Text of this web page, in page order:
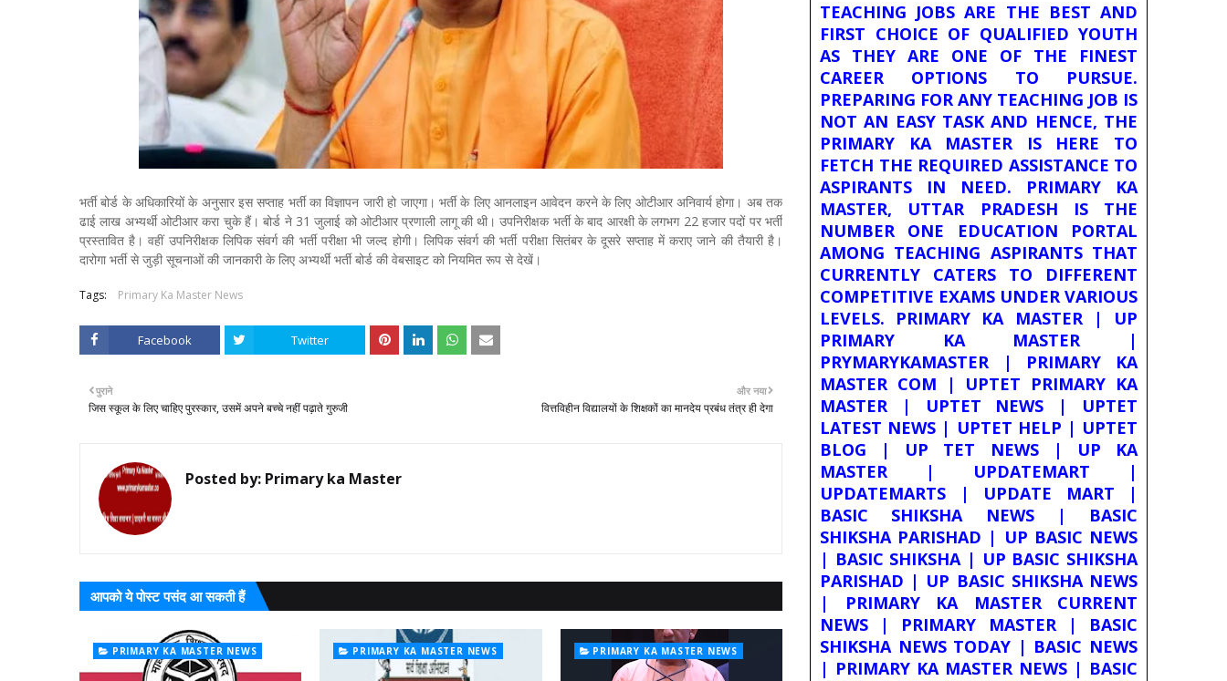
भर्ती बोर्ड के अधिकारियों के अनुसार इस सप्ताह भर्ती का विज्ञापन जारी हो जाएगा। भर्ती के लिए आनलाइन आवेदन करने के लिए ओटीआर अनिवार्य होगा। अब तक
ढाई लाख अभ्यर्थी ओटीआर करा चुके हैं। बोर्ड ने 31 जुलाई को ओटीआर प्रणाली लागू की थी। उपनिरीक्षक भर्ती के बाद आरक्षी के लगभग 22 हजार पदों पर भर्ती
प्रस्तावित है। वहीं उपनिरीक्षक लिपिक संवर्ग की भर्ती परीक्षा भी जल्द होगी। लिपिक संवर्ग की भर्ती परीक्षा सितंबर के दूसरे सप्ताह में कराए जाने की तैयारी है।
दारोगा भर्ती से जुड़ी सूचनाओं की जानकारी के लिए अभ्यर्थी भर्ती बोर्ड की वेबसाइट को नियमित रूप से देखें।
Tags: Primary Ka Master News
Facebook Twitter
और नया
वित्तविहीन विद्यालयों के शिक्षकों का मानदेय प्रबंध तंत्र ही देगा
पुराने
जिस स्कूल के लिए चाहिए पुरस्कार, उसमें अपने बच्चे नहीं पढ़ाते गुरुजी
Posted by: Primary ka Master
आपको ये पोस्ट पसंद आ सकती हैं
PRIMARY KA MASTER NEWS PRIMARY KA MASTER NEWS PRIMARY KA MASTER NEWS
TEACHING JOBS ARE THE BEST AND
FIRST CHOICE OF QUALIFIED YOUTH
AS THEY ARE ONE OF THE FINEST
CAREER OPTIONS TO PURSUE.
PREPARING FOR ANY TEACHING JOB IS
NOT AN EASY TASK AND HENCE, THE
PRIMARY KA MASTER IS HERE TO
FETCH THE REQUIRED ASSISTANCE TO
ASPIRANTS IN NEED. PRIMARY KA
MASTER, UTTAR PRADESH IS THE
NUMBER ONE EDUCATION PORTAL
AMONG TEACHING ASPIRANTS THAT
CURRENTLY CATERS TO DIFFERENT
COMPETITIVE EXAMS UNDER VARIOUS
LEVELS. PRIMARY KA MASTER | UP
PRIMARY KA MASTER |
PRYMARYKAMASTER | PRIMARY KA
MASTER COM | UPTET PRIMARY KA
MASTER | UPTET NEWS | UPTET
LATEST NEWS | UPTET HELP | UPTET
BLOG | UP TET NEWS | UP KA
MASTER | UPDATEMART |
UPDATEMARTS | UPDATE MART |
BASIC SHIKSHA NEWS | BASIC
SHIKSHA PARISHAD | UP BASIC NEWS
| BASIC SHIKSHA | UP BASIC SHIKSHA
PARISHAD | UP BASIC SHIKSHA NEWS
| PRIMARY KA MASTER CURRENT
NEWS | PRIMARY MASTER | BASIC
SHIKSHA NEWS TODAY | BASIC NEWS
| PRIMARY KA MASTER NEWS | BASIC